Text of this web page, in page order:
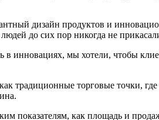
дизайн продуктов и
до сих пор никогда не
в инновациях, мы хотели, чтобы
традиционные торговые точки,
показателям, как площадь и